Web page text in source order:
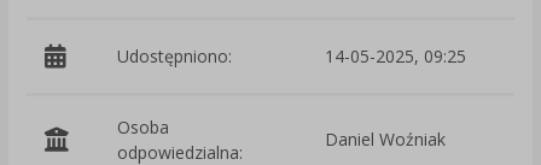
Udostępniono: 14-05-2025, 09:25
Osoba
odpowiedzialna:
Daniel Woźniak